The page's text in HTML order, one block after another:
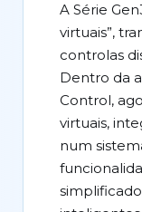
A Série
virtuais”,
controlas
Dentro da
Control,
virtuais,
num